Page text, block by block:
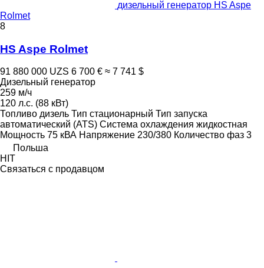
дизельный генератор HS Aspe
Rolmet
8
HS Aspe Rolmet
91 880 000 UZS 6 700 € ≈ 7 741 $
Дизельный генератор
259 м/ч
120 л.с. (88 кВт)
Топливо дизель Тип стационарный Тип запуска
автоматический (ATS) Система охлаждения жидкостная
Мощность 75 кВА Напряжение 230/380 Количество фаз 3
Польша
HIT
Связаться с продавцом